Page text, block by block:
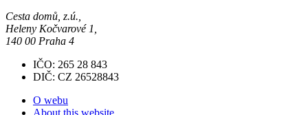
Cesta domů, z.ú.,
Heleny Kočvarové 1,
140 00 Praha 4
IČO: 265 28 843
DIČ: CZ 26528843
O webu